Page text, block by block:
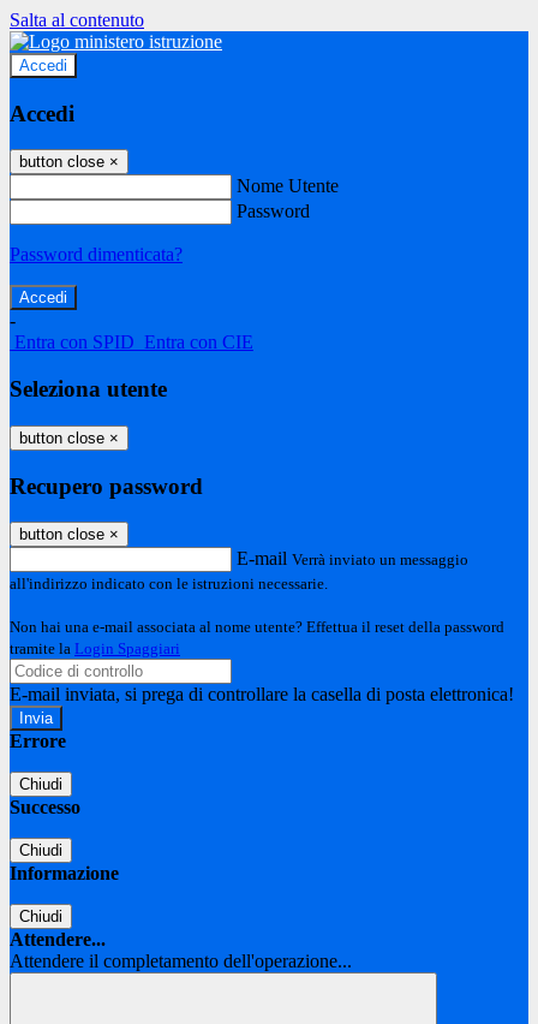
Salta al contenuto
Accedi
Accedi
button close ×
Nome Utente
Password
Password dimenticata?
-
Entra con SPID Entra con CIE
Seleziona utente
button close ×
Recupero password
button close ×
E-mail Verrà inviato un messaggio
all'indirizzo indicato con le istruzioni necessarie.
Non hai una e-mail associata al nome utente? Effettua il reset della password
tramite la Login Spaggiari
E-mail inviata, si prega di controllare la casella di posta elettronica!
Errore
Chiudi
Successo
Chiudi
Informazione
Chiudi
Attendere...
Attendere il completamento dell'operazione...